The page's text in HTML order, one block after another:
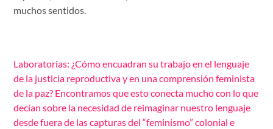
muchos sentidos.
Laboratorias: ¿Cómo encuadran su trabajo en el lenguaje
de la justicia reproductiva y en una comprensión feminista
de la paz? Encontramos que esto conecta mucho con lo que
decían sobre la necesidad de reimaginar nuestro lenguaje
desde fuera de las capturas del “feminismo” colonial e